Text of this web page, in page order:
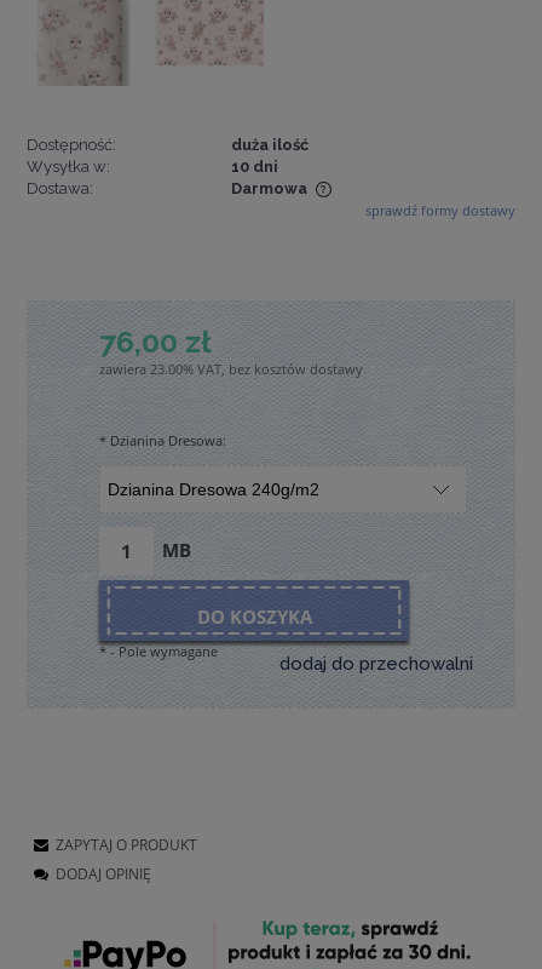
Dostępność:
duża ilość
Wysyłka w:
10 dni
Dostawa:
Darmowa
Cena nie zawiera ewentualnych kosztów płatności
sprawdź formy dostawy
76,00 zł
zawiera 23.00% VAT, bez kosztów dostawy
* Dzianina Dresowa:
MB
DO KOSZYKA
dodaj do przechowalni
*- Pole wymagane
ZAPYTAJ O PRODUKT
DODAJ OPINIĘ